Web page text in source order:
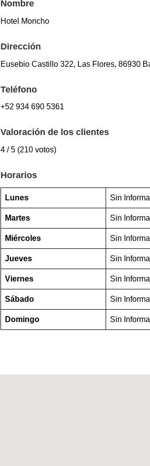
Nombre
Hotel Moncho
Dirección
Eusebio Castillo 322, Las Flores, 86930
Teléfono
+52 934 690 5361
Valoración de los clientes
4 / 5 (210 votos)
Horarios
Lunes Sin
Martes Sin
Miércoles Sin
Jueves Sin
Viernes Sin
Sábado Sin
Domingo Sin